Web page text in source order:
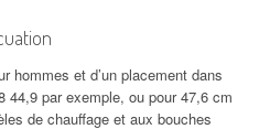
hommes et d’un placement dans
44,9 par exemple, ou pour 47,6 cm
de chauffage et aux bouches